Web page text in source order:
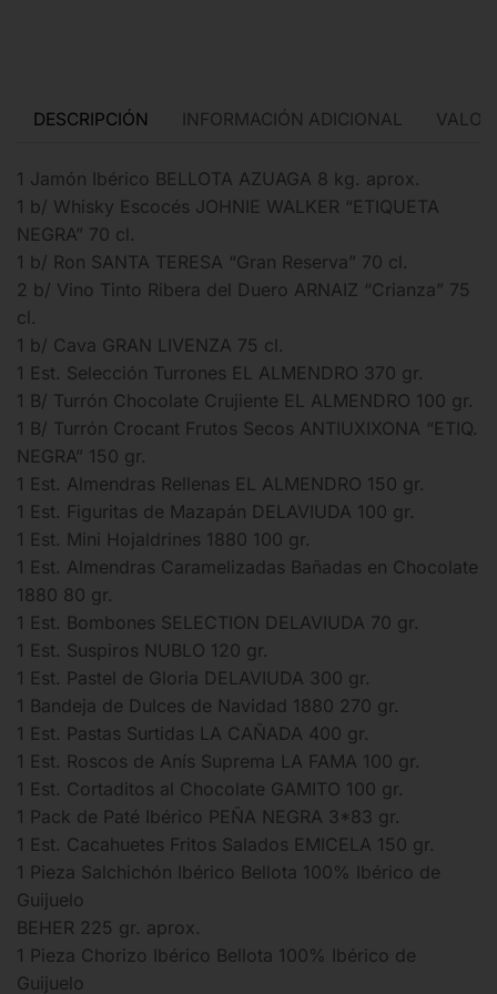
DESCRIPCIÓN INFORMACIÓN ADICIONAL
1 Jamón Ibérico BELLOTA AZUAGA 8 kg. aprox.
1 b/ Whisky Escocés JOHNIE WALKER “ETIQUETA
NEGRA” 70 cl.
1 b/ Ron SANTA TERESA “Gran Reserva” 70 cl.
2 b/ Vino Tinto Ribera del Duero ARNAIZ “Crianza” 75
cl.
1 b/ Cava GRAN LIVENZA 75 cl.
1 Est. Selección Turrones EL ALMENDRO 370 gr.
1 B/ Turrón Chocolate Crujiente EL ALMENDRO 100 gr.
1 B/ Turrón Crocant Frutos Secos ANTIUXIXONA “ETIQ.
NEGRA” 150 gr.
1 Est. Almendras Rellenas EL ALMENDRO 150 gr.
1 Est. Figuritas de Mazapán DELAVIUDA 100 gr.
1 Est. Mini Hojaldrines 1880 100 gr.
1 Est. Almendras Caramelizadas Bañadas en Chocolate
1880 80 gr.
1 Est. Bombones SELECTION DELAVIUDA 70 gr.
1 Est. Suspiros NUBLO 120 gr.
1 Est. Pastel de Gloria DELAVIUDA 300 gr.
1 Bandeja de Dulces de Navidad 1880 270 gr.
1 Est. Pastas Surtidas LA CAÑADA 400 gr.
1 Est. Roscos de Anís Suprema LA FAMA 100 gr.
1 Est. Cortaditos al Chocolate GAMITO 100 gr.
1 Pack de Paté Ibérico PEÑA NEGRA 3*83 gr.
1 Est. Cacahuetes Fritos Salados EMICELA 150 gr.
1 Pieza Salchichón Ibérico Bellota 100% Ibérico de
Guijuelo
BEHER 225 gr. aprox.
1 Pieza Chorizo Ibérico Bellota 100% Ibérico de
Guijuelo